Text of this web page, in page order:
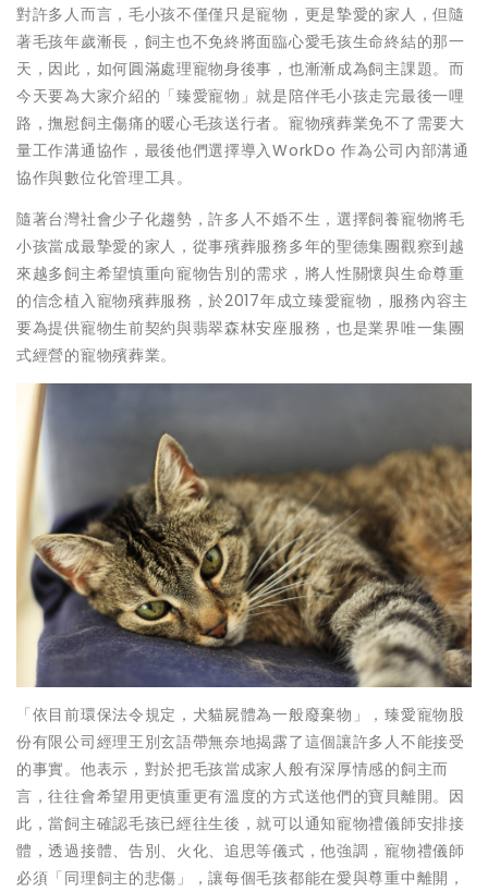
對許多人而言，毛小孩不僅僅只是寵物，更是摯愛的家人，但隨
著毛孩年歲漸長，飼主也不免終將面臨心愛毛孩生命終結的那一
天，因此，如何圓滿處理寵物身後事，也漸漸成為飼主課題。而
今天要為大家介紹的「臻愛寵物」就是陪伴毛小孩走完最後一哩
路，撫慰飼主傷痛的暖心毛孩送行者。寵物殯葬業免不了需要大
量工作溝通協作，最後他們選擇導入WorkDo 作為公司內部溝通
協作與數位化管理工具。
隨著台灣社會少子化趨勢，許多人不婚不生，選擇飼養寵物將毛
小孩當成最摯愛的家人，從事殯葬服務多年的聖德集團觀察到越
來越多飼主希望慎重向寵物告別的需求，將人性關懷與生命尊重
的信念植入寵物殯葬服務，於2017年成立臻愛寵物，服務內容主
要為提供寵物生前契約與翡翠森林安座服務，也是業界唯一集團
式經營的寵物殯葬業。
「依目前環保法令規定，犬貓屍體為一般廢棄物」，臻愛寵物股
份有限公司經理王別玄語帶無奈地揭露了這個讓許多人不能接受
的事實。他表示，對於把毛孩當成家人般有深厚情感的飼主而
言，往往會希望用更慎重更有溫度的方式送他們的寶貝離開。因
此，當飼主確認毛孩已經往生後，就可以通知寵物禮儀師安排接
體，透過接體、告別、火化、追思等儀式，他強調，寵物禮儀師
必須「同理飼主的悲傷」，讓每個毛孩都能在愛與尊重中離開，